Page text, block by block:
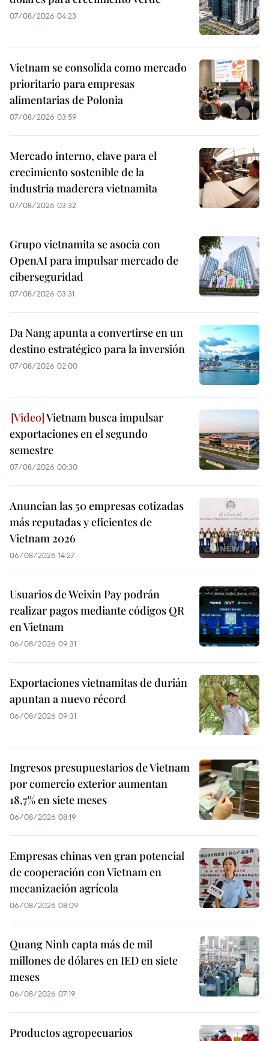
07/08/2026 04:23
Vietnam se consolida como mercado
prioritario para empresas
alimentarias de Polonia
07/08/2026 03:59
Mercado interno, clave para el
crecimiento sostenible de la
industria maderera vietnamita
07/08/2026 03:32
Grupo vietnamita se asocia con
OpenAI para impulsar mercado de
ciberseguridad
07/08/2026 03:31
Da Nang apunta a convertirse en un
destino estratégico para la inversión
07/08/2026 02:00
Vietnam busca impulsar
exportaciones en el segundo
semestre
07/08/2026 00:30
Anuncian las 50 empresas cotizadas
más reputadas y eficientes de
Vietnam 2026
06/08/2026 14:27
Usuarios de Weixin Pay podrán
realizar pagos mediante códigos QR
en Vietnam
06/08/2026 09:31
Exportaciones vietnamitas de durián
apuntan a nuevo récord
06/08/2026 09:31
Ingresos presupuestarios de Vietnam
por comercio exterior aumentan
18,7% en siete meses
06/08/2026 08:19
Empresas chinas ven gran potencial
de cooperación con Vietnam en
mecanización agrícola
06/08/2026 08:09
Quang Ninh capta más de mil
millones de dólares en IED en siete
meses
06/08/2026 07:19
Productos agropecuarios